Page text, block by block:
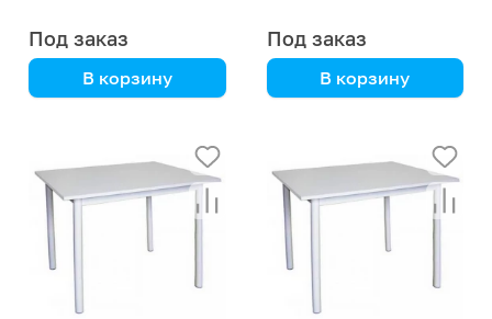
Под заказ
В корзину
Под заказ
В корзину